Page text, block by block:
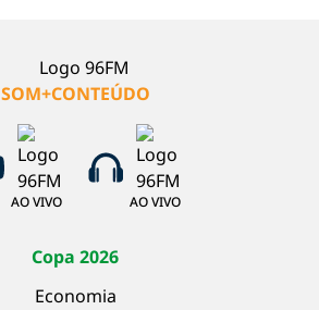
SOM+CONTEÚDO
AO VIVO AO VIVO
Copa 2026
Economia